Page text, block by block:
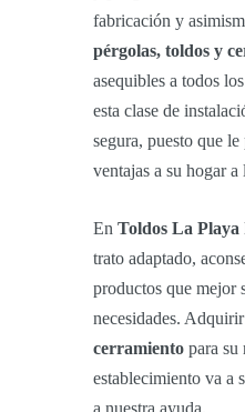
fabricación y
pérgolas, toldos y
asequibles a todos
esta clase de
segura, puesto que
ventajas a su hogar a
En Toldos La Playa
trato adaptado,
productos que mejor
necesidades.
cerramiento para su
establecimiento va a